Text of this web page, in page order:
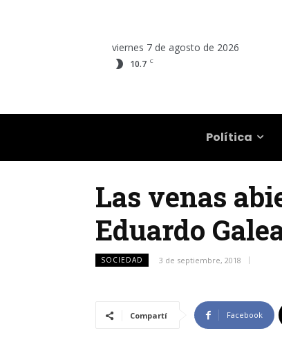
viernes 7 de agosto de 2026
10.7 C
Política
Las venas
Eduardo
SOCIEDAD 3 de septiembre, 2018
Compartí Facebook